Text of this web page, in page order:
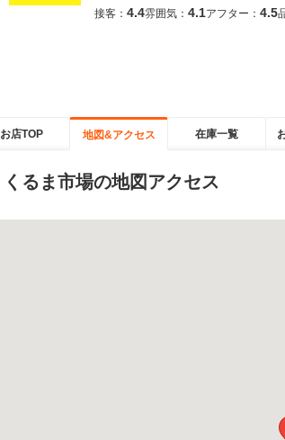
接客： 4.4雰囲気： 4.1アフター： 4.5
お店TOP 地図&アクセス 在庫一覧
くるま市場の地図アクセス